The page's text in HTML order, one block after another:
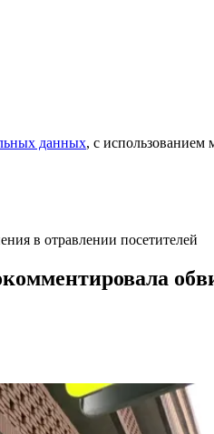
данных, с
в отравлении посетителей